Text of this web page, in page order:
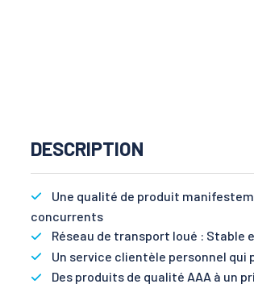
DESCRIPTION
Une qualité de produit
concurrents
Réseau de transport loué : Stable
Un service clientèle personnel qui
Des produits de qualité AAA à un